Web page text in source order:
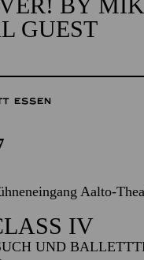
GUEST
ESSEN
Aalto-